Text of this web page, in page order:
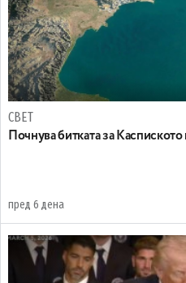
СВЕТ
Почнува битката за
пред 6 дена